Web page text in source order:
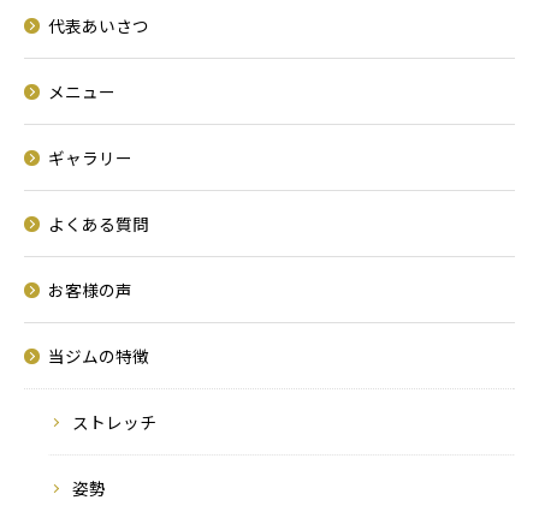
代表あいさつ
メニュー
ギャラリー
よくある質問
お客様の声
当ジムの特徴
ストレッチ
姿勢